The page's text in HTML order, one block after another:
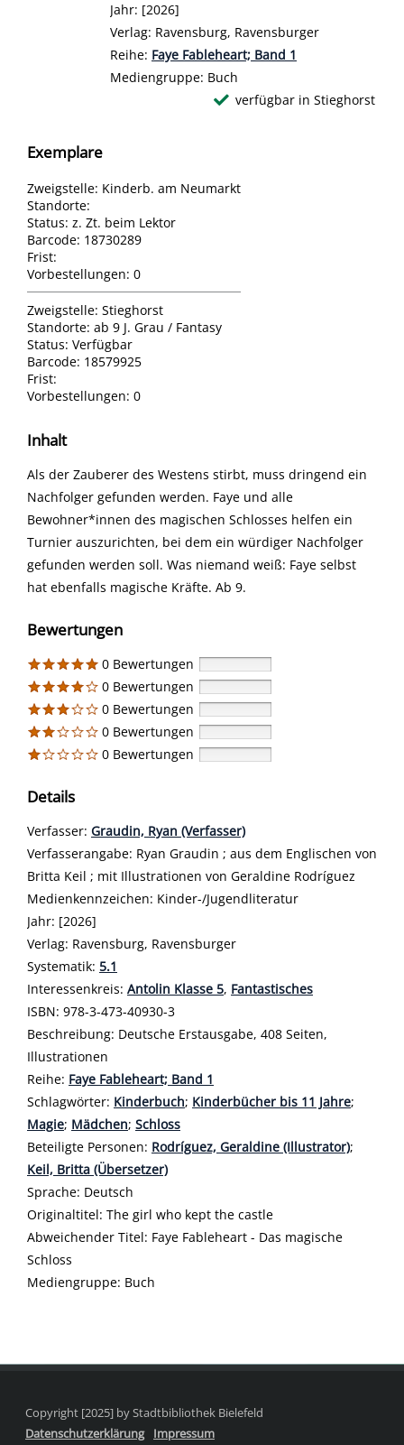
Jahr: [2026]
Verlag: Ravensburg, Ravensburger
Reihe: Faye Fableheart; Band 1
Mediengruppe: Buch
verfügbar in Stieghorst
Exemplare
Zweigstelle: Kinderb. am Neumarkt
Standorte:
Status: z. Zt. beim Lektor
Barcode: 18730289
Frist:
Vorbestellungen: 0
Zweigstelle: Stieghorst
Standorte: ab 9 J. Grau / Fantasy
Status: Verfügbar
Barcode: 18579925
Frist:
Vorbestellungen: 0
Inhalt
Als der Zauberer des Westens stirbt, muss dringend ein
Nachfolger gefunden werden. Faye und alle
Bewohner*innen des magischen Schlosses helfen ein
Turnier auszurichten, bei dem ein würdiger Nachfolger
gefunden werden soll. Was niemand weiß: Faye selbst
hat ebenfalls magische Kräfte. Ab 9.
Bewertungen
0 Bewertungen
0 Bewertungen
0 Bewertungen
0 Bewertungen
0 Bewertungen
Details
Verfasser: Suche nach diesem Verfasser
Graudin, Ryan (Verfasser)
Verfasserangabe: Ryan Graudin ; aus dem Englischen von
Britta Keil ; mit Illustrationen von Geraldine Rodríguez
Medienkennzeichen: Kinder-/Jugendliteratur
Jahr: [2026]
Verlag: Ravensburg, Ravensburger
opens in new tab
Diesen Link in neuem Tab öffnen
Systematik: Suche nach dieser Systematik
5.1
Interessenkreis: Suche nach diesem Interessenskreis
Antolin Klasse 5, Fantastisches
ISBN: 978-3-473-40930-3
Beschreibung: Deutsche Erstausgabe, 408 Seiten,
Illustrationen
Reihe: Faye Fableheart; Band 1
Schlagwörter: Kinderbuch; Kinderbücher bis 11 Jahre;
Magie; Mädchen; Schloss
Beteiligte Personen: Suche nach dieser Beteiligten Person
Rodríguez, Geraldine (Illustrator);
Keil, Britta (Übersetzer)
Sprache: Deutsch
Originaltitel: The girl who kept the castle
Abweichender Titel: Faye Fableheart - Das magische
Schloss
Mediengruppe: Buch
Copyright [2025] by Stadtbibliothek Bielefeld
Datenschutzerklärung
Impressum